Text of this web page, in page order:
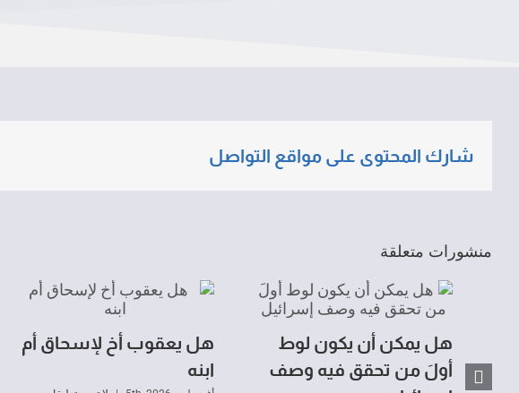
شارك المحتوى على مواقع التواصل
منشورات متعلقة
هل يمكن أن يكون لوط
أولَ من تحقق فيه وصف
هل يعقوب أخ لإسحاق أم
ابنه